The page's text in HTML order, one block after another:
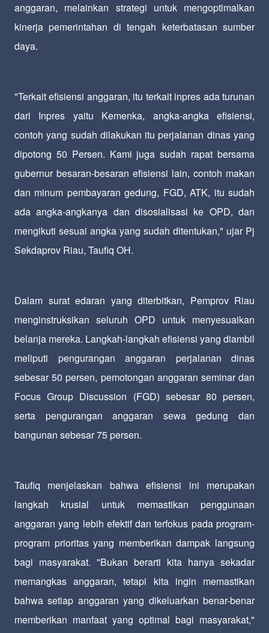
anggaran, melainkan strategi untuk mengoptimalkan
kinerja pemerintahan di tengah keterbatasan sumber
daya.
"Terkait efisiensi anggaran, itu terkait inpres ada turunan
dari Inpres yaitu Kemenka, angka-angka efisiensi,
contoh yang sudah dilakukan itu perjalanan dinas yang
dipotong 50 Persen. Kami juga sudah rapat bersama
gubernur besaran-besaran efisiensi lain, contoh makan
dan minum pembayaran gedung, FGD, ATK, itu sudah
ada angka-angkanya dan disosialisasi ke OPD, dan
mengikuti sesuai angka yang sudah ditentukan," ujar Pj
Sekdaprov Riau, Taufiq OH.
Dalam surat edaran yang diterbitkan, Pemprov Riau
menginstruksikan seluruh OPD untuk menyesuaikan
belanja mereka. Langkah-langkah efisiensi yang diambil
meliputi pengurangan anggaran perjalanan dinas
sebesar 50 persen, pemotongan anggaran seminar dan
Focus Group Discussion (FGD) sebesar 80 persen,
serta pengurangan anggaran sewa gedung dan
bangunan sebesar 75 persen.
Taufiq menjelaskan bahwa efisiensi ini merupakan
langkah krusial untuk memastikan penggunaan
anggaran yang lebih efektif dan terfokus pada program-
program prioritas yang memberikan dampak langsung
bagi masyarakat. "Bukan berarti kita hanya sekadar
memangkas anggaran, tetapi kita ingin memastikan
bahwa setiap anggaran yang dikeluarkan benar-benar
memberikan manfaat yang optimal bagi masyarakat,"